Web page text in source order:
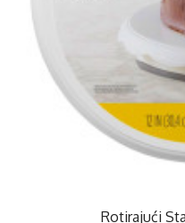
Rotirajući